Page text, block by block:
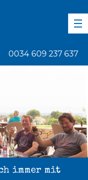
0034 609 237 637
immer mit